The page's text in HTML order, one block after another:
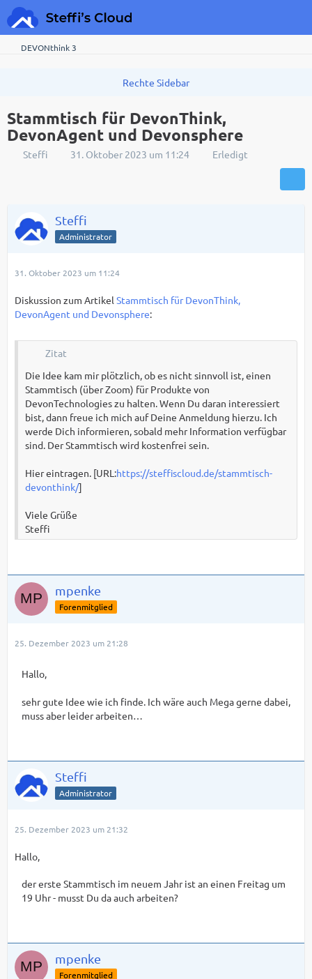
DEVONthink 3
Stammtisch für DevonThink,
DevonAgent und Devonsphere
Steffi 31. Oktober 2023 um 11:24 Erledigt
Steffi
Administrator
31. Oktober 2023 um 11:24
Diskussion zum Artikel Stammtisch für DevonThink,
DevonAgent und Devonsphere:
Zitat
Die Idee kam mir plötzlich, ob es nicht sinnvoll ist, einen
Stammtisch (über Zoom) für Produkte von
DevonTechnologies zu halten. Wenn Du daran interessiert
bist, dann freue ich mich auf Deine Anmeldung hierzu. Ich
werde Dich informieren, sobald mehr Information verfügbar
sind. Der Stammtisch wird kostenfrei sein.
Hier eintragen. [URL:https://steffiscloud.de/stammtisch-
devonthink/]
Viele Grüße
Steffi
mpenke
Forenmitglied
25. Dezember 2023 um 21:28
Hallo,
sehr gute Idee wie ich finde. Ich wäre auch Mega gerne dabei,
muss aber leider arbeiten…
Steffi
Administrator
25. Dezember 2023 um 21:32
Hallo,
der erste Stammtisch im neuem Jahr ist an einen Freitag um
19 Uhr - musst Du da auch arbeiten?
mpenke
Forenmitglied